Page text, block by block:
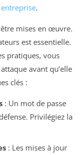
.
mises en œuvre.
est essentielle.
pratiques, vous
avant qu’elle
clés :
: Un mot de passe
Privilégiez la
: Les mises à jour